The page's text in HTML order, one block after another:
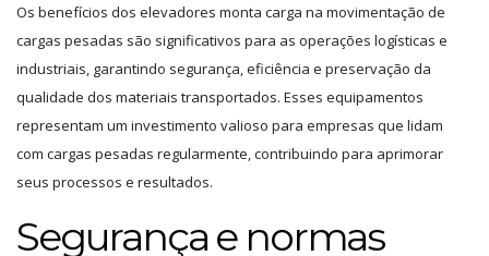
Os benefícios dos elevadores monta carga na movimentação de
cargas pesadas são significativos para as operações logísticas e
industriais, garantindo segurança, eficiência e preservação da
qualidade dos materiais transportados. Esses equipamentos
representam um investimento valioso para empresas que lidam
com cargas pesadas regularmente, contribuindo para aprimorar
seus processos e resultados.
Segurança e normas